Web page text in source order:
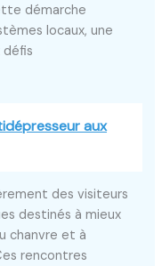
démarche
locaux, une
défis
aux
des visiteurs
destinés à mieux
chanvre et à
rencontres